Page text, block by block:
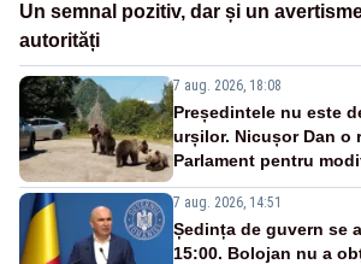
Un semnal pozitiv, dar și un
autorități
7 aug. 2026, 18:08
Președintele nu este
urșilor. Nicușor Dan o
Parlament pentru
7 aug. 2026, 14:51
Ședința de guvern se
15:00. Bolojan nu a